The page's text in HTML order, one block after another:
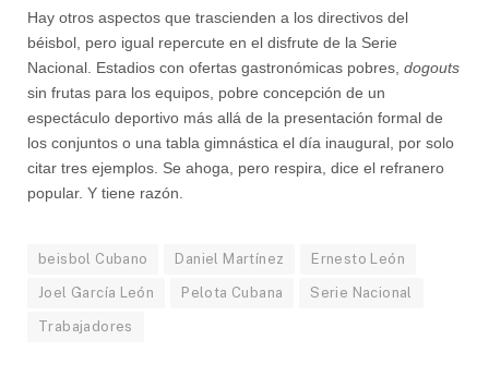
Hay otros aspectos que trascienden a los directivos del
béisbol, pero igual repercute en el disfrute de la Serie
Nacional. Estadios con ofertas gastronómicas pobres, dogouts
sin frutas para los equipos, pobre concepción de un
espectáculo deportivo más allá de la presentación formal de
los conjuntos o una tabla gimnástica el día inaugural, por solo
citar tres ejemplos. Se ahoga, pero respira, dice el refranero
popular. Y tiene razón.
beisbol Cubano Daniel Martínez Ernesto León
Joel García León Pelota Cubana Serie Nacional
Trabajadores